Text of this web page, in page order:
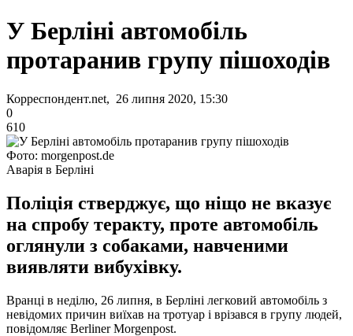
У Берліні автомобіль
протаранив групу пішоходів
Корреспондент.net, 26 липня 2020, 15:30
0
610
Фото: morgenpost.de
Аварія в Берліні
Поліція стверджує, що ніщо не вказує
на спробу теракту, проте автомобіль
оглянули з собаками, навченими
виявляти вибухівку.
Вранці в неділю, 26 липня, в Берліні легковий автомобіль з
невідомих причин виїхав на тротуар і врізався в групу людей,
повідомляє Berliner Morgenpost.